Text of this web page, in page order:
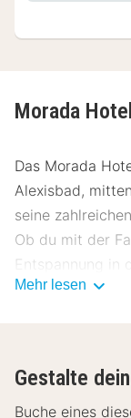
Morada
Das Morada
Alexisbad,
seine
Ob du mit der
Entspannung in
perfekte
Die Umgebung
Paradies für
Mehr lesen
Gestalte
Buche eines